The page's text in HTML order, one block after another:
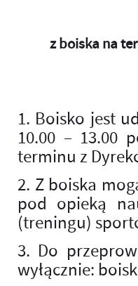
z boiska na
1. Boisko jest
10.00 – 13.00
terminu z
2. Z boiska
pod opieką
(treningu)
3. Do
wyłącznie: